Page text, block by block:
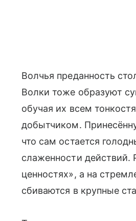
Волчья преданность
Волки тоже образуют
обучая их всем
добытчиком.
что сам остается
слаженности действий.
ценностях», а на
сбиваются в крупные